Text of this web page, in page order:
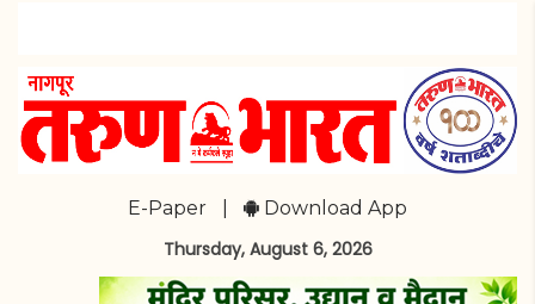
E-Paper Download App
Thursday, August 6, 2026